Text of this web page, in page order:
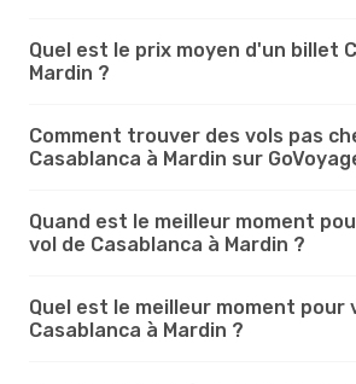
Quel est le prix moyen d'un billet
Mardin ?
Comment trouver des vols pas
Casablanca à Mardin sur
Quand est le meilleur moment
vol de Casablanca à Mardin ?
Quel est le meilleur moment pour
Casablanca à Mardin ?